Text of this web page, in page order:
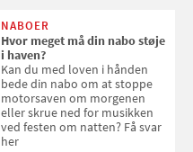
NABOER
Hvor meget må din nabo støje
i haven?
Kan du med loven i hånden
bede din nabo om at stoppe
motorsaven om morgenen
eller skrue ned for musikken
ved festen om natten? Få svar
her